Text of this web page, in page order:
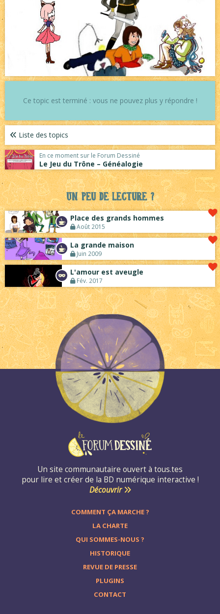
Ce topic est terminé : vous ne pouvez plus y répondre !
Liste des topics
En ce moment sur le Forum Dessiné
Le Jeu du Trône – Généalogie
Un peu de lecture ?
Place des grands hommes
Août 2015
La grande maison
Juin 2009
L'amour est aveugle
Fév. 2017
Un site communautaire ouvert à tous.tes
pour lire et créer de la BD numérique interactive !
Découvrir
COMMENT ÇA MARCHE ?
LA CHARTE
QUI SOMMES-NOUS ?
HISTORIQUE
REVUE DE PRESSE
PLUGINS
CONTACT